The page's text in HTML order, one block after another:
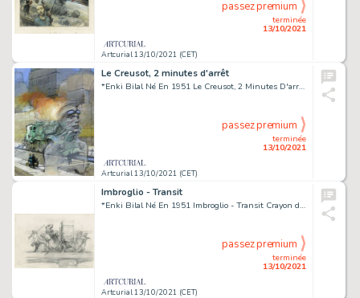
Artcurial 13/10/2021 (CET)
terminée
13/10/2021
passez premium
Le Creusot, 2 minutes d'arrêt
*Enki Bilal Né En 1951 Le Creusot, 2 Minutes D'arrêt Impression Rehaussée D'acrylique Pour Une Illustration Destinée Ã€ L'affi...
Artcurial 13/10/2021 (CET)
terminée
13/10/2021
passez premium
Imbroglio - Transit
*Enki Bilal Né En 1951 Imbroglio - Transit Crayon de Papier Sur Calque Pour Un Dessin Réalisé Pour Le Concept Â«Transitâ». Dess...
Artcurial 13/10/2021 (CET)
terminée
13/10/2021
passez premium